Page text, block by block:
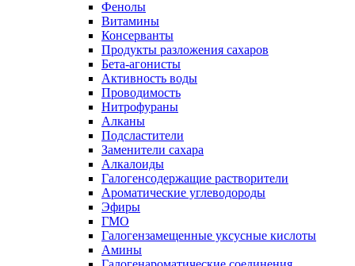
Фенолы
Витамины
Консерванты
Продукты разложения сахаров
Бета-агонисты
Активность воды
Проводимость
Нитрофураны
Алканы
Подсластители
Заменители сахара
Алкалоиды
Галогенсодержащие растворители
Ароматические углеводороды
Эфиры
ГМО
Галогензамещенные уксусные кислоты
Амины